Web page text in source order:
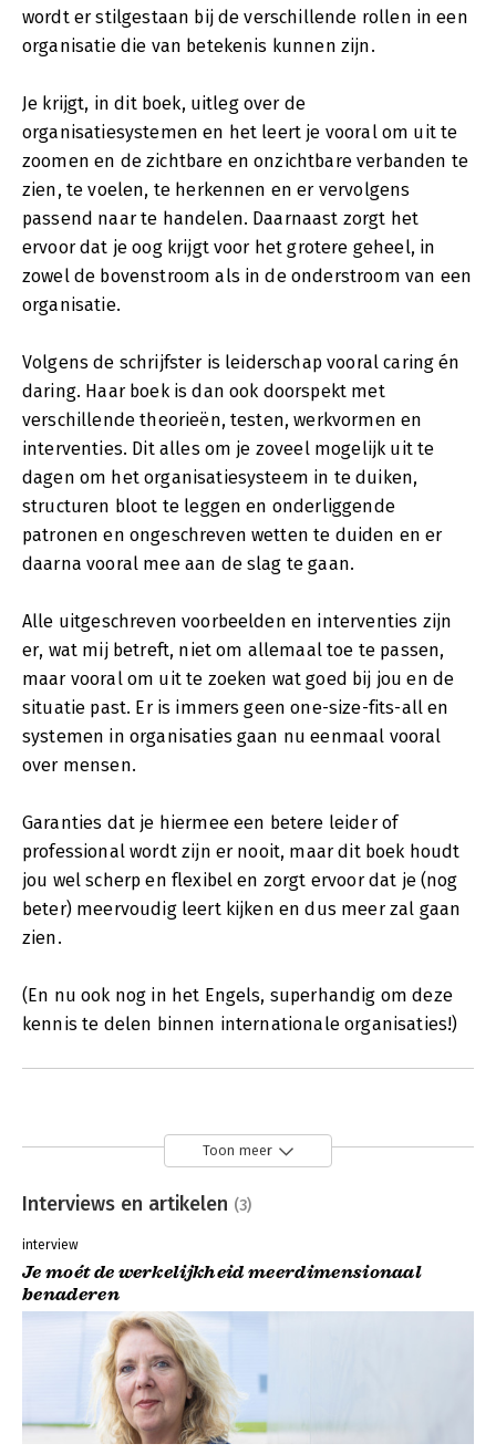
wordt er stilgestaan bij de verschillende rollen in een
organisatie die van betekenis kunnen zijn.
Je krijgt, in dit boek, uitleg over de
organisatiesystemen en het leert je vooral om uit te
zoomen en de zichtbare en onzichtbare verbanden te
zien, te voelen, te herkennen en er vervolgens
passend naar te handelen. Daarnaast zorgt het
ervoor dat je oog krijgt voor het grotere geheel, in
zowel de bovenstroom als in de onderstroom van een
organisatie.
Volgens de schrijfster is leiderschap vooral caring én
daring. Haar boek is dan ook doorspekt met
verschillende theorieën, testen, werkvormen en
interventies. Dit alles om je zoveel mogelijk uit te
dagen om het organisatiesysteem in te duiken,
structuren bloot te leggen en onderliggende
patronen en ongeschreven wetten te duiden en er
daarna vooral mee aan de slag te gaan.
Alle uitgeschreven voorbeelden en interventies zijn
er, wat mij betreft, niet om allemaal toe te passen,
maar vooral om uit te zoeken wat goed bij jou en de
situatie past. Er is immers geen one-size-fits-all en
systemen in organisaties gaan nu eenmaal vooral
over mensen.
Garanties dat je hiermee een betere leider of
professional wordt zijn er nooit, maar dit boek houdt
jou wel scherp en flexibel en zorgt ervoor dat je (nog
beter) meervoudig leert kijken en dus meer zal gaan
zien.
(En nu ook nog in het Engels, superhandig om deze
kennis te delen binnen internationale organisaties!)
Toon meer
Interviews en artikelen (3)
interview
Je moét de werkelijkheid meerdimensionaal
benaderen